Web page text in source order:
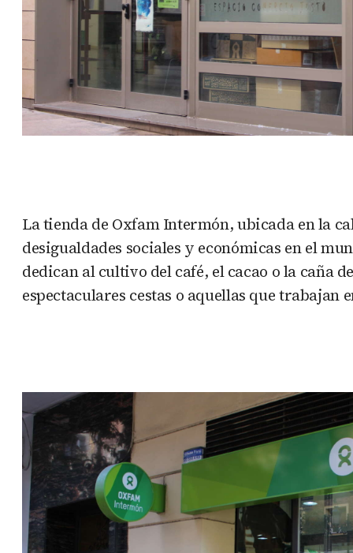
La tienda de Oxfam Intermón, ubicada en la
desigualdades sociales y económicas en el
dedican al cultivo del café, el cacao o la caña
espectaculares cestas o aquellas que trabajan